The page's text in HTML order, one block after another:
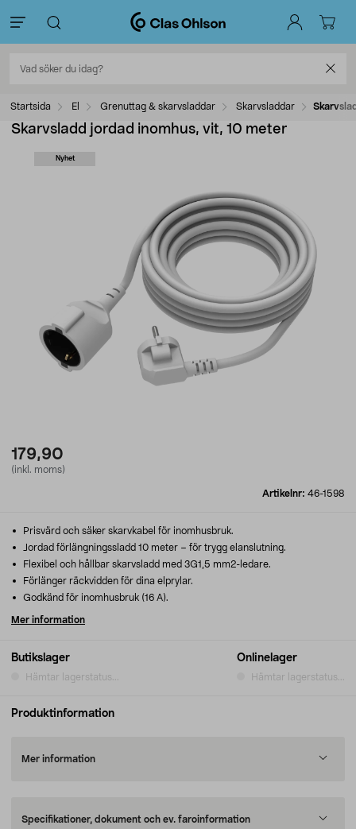
Startsida El Grenuttag & skarvsladdar Skarvsladdar
Skarvsladd jordad inomhus, vit, 10 meter
Nyhet
179,90
(inkl. moms)
Artikelnr: 46-1598
Butikslager
Hämtar lagerstatus...
Onlinelager
Hämtar lagerstatus...
Prisvärd och säker skarvkabel för inomhusbruk.
Jordad förlängningssladd 10 meter – för trygg elanslutning.
Flexibel och hållbar skarvsladd med 3G1,5 mm2-ledare.
Förlänger räckvidden för dina elprylar.
Godkänd för inomhusbruk (16 A).
Mer information
Produktinformation
Mer information
Specifikationer, dokument och ev. faroinformation